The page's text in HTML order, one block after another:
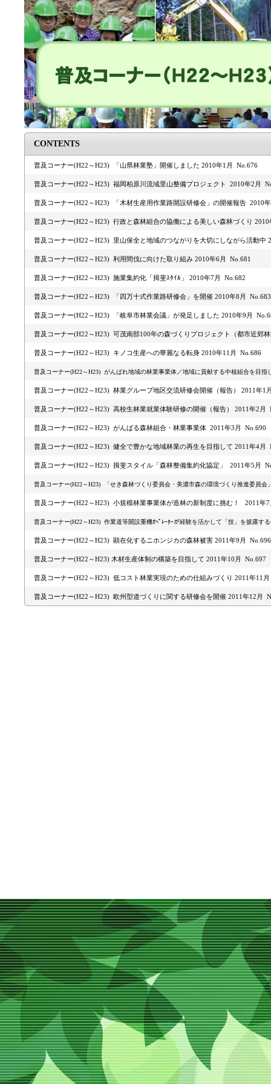
CONTENTS
普及コーナー(H22～H23) 「山県林業塾」開催しました 2010年1月 No.676
普及コーナー(H22～H23) 福岡柏原川流域里山整備プロジェクト 2010年2月
普及コーナー(H22～H23) 「木材生産用作業路開設研修会」の開催報告 2010
普及コーナー(H22～H23) 行政と森林組合の協働による美しい森林づくり
普及コーナー(H22～H23) 里山保全と地域のつながりを大切にしながら活動中
普及コーナー(H22～H23) 利用間伐に向けた取り組み 2010年6月 No.681
普及コーナー(H22～H23) 施業集約化「揖斐ｽﾀｲﾙ」 2010年7月 No.682
普及コーナー(H22～H23) 「四万十式作業路研修会」を開催 2010年8月 No.683
普及コーナー(H22～H23) 「岐阜市林業会議」が発足しました 2010年9月
普及コーナー(H22～H23) 可茂南部100年の森づくりプロジェクト（都市近郊
普及コーナー(H22～H23) キノコ生産への華麗なる転身 2010年11月 No.686
普及コーナー(H22～H23) がんばれ地域の林業事業体／地域に貢献する中核組合を目指
普及コーナー(H22～H23) 林業グループ地区交流研修会開催（報告） 2011年1
普及コーナー(H22～H23) 高校生林業就業体験研修の開催（報告） 2011年2月
普及コーナー(H22～H23) がんばる森林組合・林業事業体 2011年3月 No.690
普及コーナー(H22～H23) 健全で豊かな地域林業の再生を目指して 2011年4月
普及コーナー(H22～H23) 揖斐スタイル「森林整備集約化協定」 2011年5月
普及コーナー(H22～H23) 「せき森林づくり委員会・美濃市森の環境づくり推進委員会
普及コーナー(H22～H23) 小規模林業事業体が造林の新制度に挑む！ 2011年
普及コーナー(H22～H23) 作業道等開設重機ｵﾍﾟﾚｰﾀｰが経験を活かして「技」を披露す
普及コーナー(H22～H23) 顕在化するニホンジカの森林被害 2011年9月 No.696
普及コーナー(H22～H23) 木材生産体制の構築を目指して 2011年10月 No.697
普及コーナー(H22～H23) 低コスト林業実現のための仕組みづくり 2011年11
普及コーナー(H22～H23) 欧州型道づくりに関する研修会を開催 2011年12月